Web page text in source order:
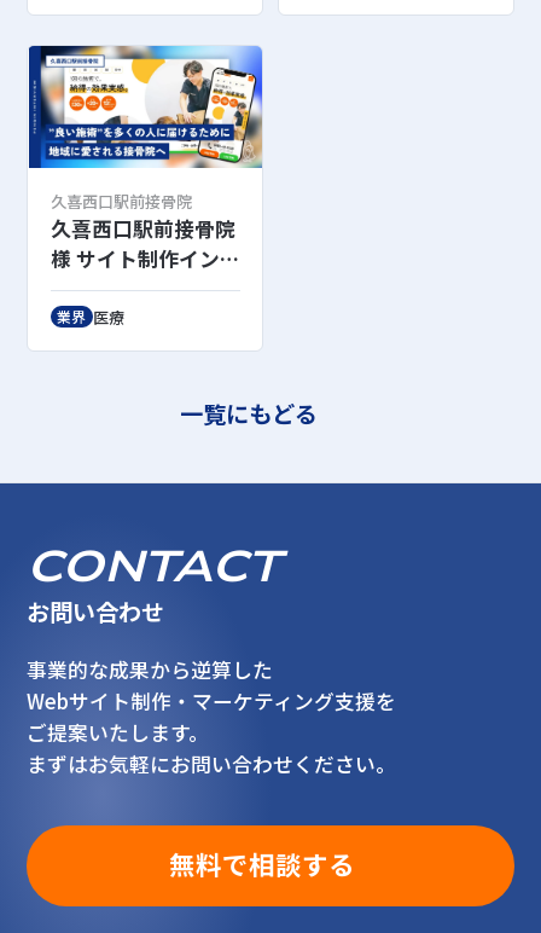
久喜西口駅前接骨院
久喜西口駅前接骨院
様 サイト制作インタ
ビュー
業界 医療
一覧にもどる
CONTACT
お問い合わせ
事業的な成果から逆算した
Webサイト制作・マーケティング支援を
ご提案いたします。
まずはお気軽にお問い合わせください。
無料で相談する